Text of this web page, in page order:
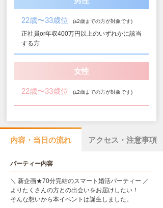
22歳〜33歳位 (±2歳までの方が対象です)
正社員or年収400万円以上のいずれかに該当
する方
女性
22歳〜33歳位 (±2歳までの方が対象です)
内容・当日の流れ アクセス・注意事項
パーティー内容
＼ 新企画★70分完結のスマート婚活パーティー ／
よりたくさんの方との出会いをお届けしたい！
そんな想いから本イベントは誕生しました。